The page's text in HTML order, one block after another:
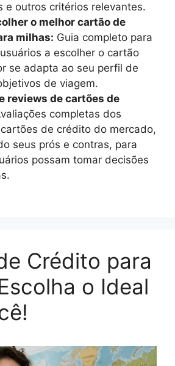
e outros critérios relevantes.
o melhor cartão de
milhas: Guia completo para
a escolher o cartão
se adapta ao seu perfil de
de viagem.
reviews de cartões de
completas dos
de crédito do mercado,
seus prós e contras, para
possam tomar decisões
Crédito para
o Ideal